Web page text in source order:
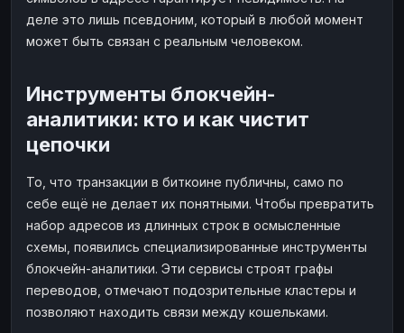
деле это лишь псевдоним, который в любой момент
может быть связан с реальным человеком.
Инструменты блокчейн-
аналитики: кто и как чистит
цепочки
То, что транзакции в биткоине публичны, само по
себе ещё не делает их понятными. Чтобы превратить
набор адресов из длинных строк в осмысленные
схемы, появились специализированные инструменты
блокчейн-аналитики. Эти сервисы строят графы
переводов, отмечают подозрительные кластеры и
позволяют находить связи между кошельками.